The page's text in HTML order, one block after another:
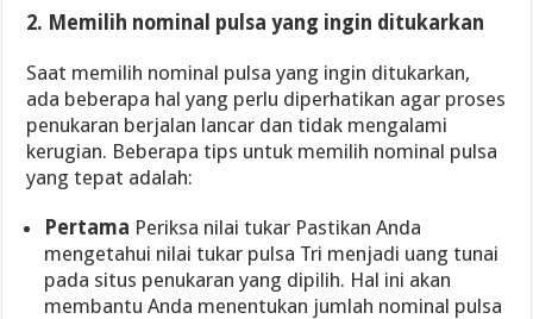
2. Memilih nominal pulsa yang ingin ditukarkan
Saat memilih nominal pulsa yang ingin ditukarkan,
ada beberapa hal yang perlu diperhatikan agar proses
penukaran berjalan lancar dan tidak mengalami
kerugian. Beberapa tips untuk memilih nominal pulsa
yang tepat adalah:
Pertama Periksa nilai tukar Pastikan Anda
mengetahui nilai tukar pulsa Tri menjadi uang tunai
pada situs penukaran yang dipilih. Hal ini akan
membantu Anda menentukan jumlah nominal pulsa